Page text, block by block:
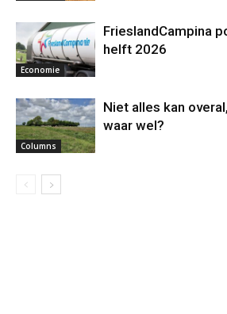
Economie
FrieslandCampina
helft 2026
Columns
Niet alles kan
waar wel?